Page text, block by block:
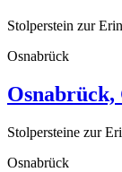
Stolperstein zur
Osnabrück
Osnabrück,
Stolpersteine zur
Osnabrück